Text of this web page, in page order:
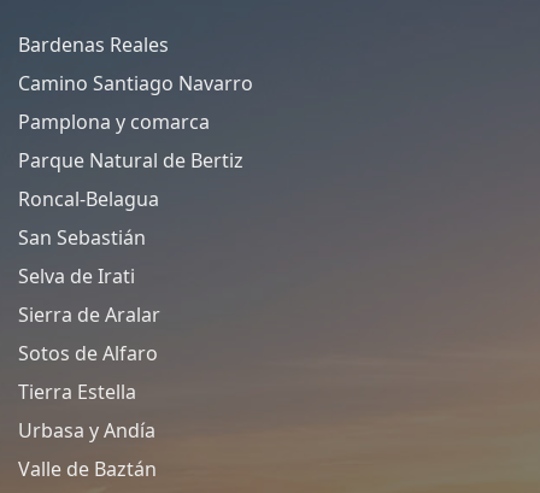
Bardenas Reales
Camino Santiago Navarro
Pamplona y comarca
Parque Natural de Bertiz
Roncal-Belagua
San Sebastián
Selva de Irati
Sierra de Aralar
Sotos de Alfaro
Tierra Estella
Urbasa y Andía
Valle de Baztán